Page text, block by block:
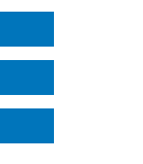
– rok 2023
– rok 2024
– rok 2026
na štátnu reklamu